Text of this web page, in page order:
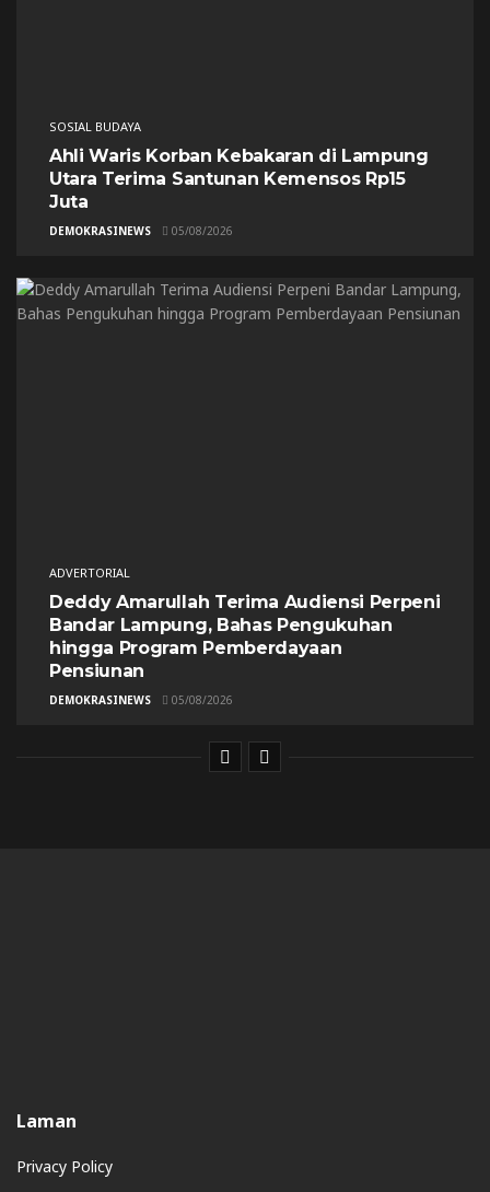
SOSIAL BUDAYA
Ahli Waris Korban Kebakaran di Lampung
Utara Terima Santunan Kemensos Rp15
Juta
DEMOKRASINEWS 05/08/2026
ADVERTORIAL
Deddy Amarullah Terima Audiensi Perpeni
Bandar Lampung, Bahas Pengukuhan
hingga Program Pemberdayaan
Pensiunan
DEMOKRASINEWS 05/08/2026
Laman
Privacy Policy